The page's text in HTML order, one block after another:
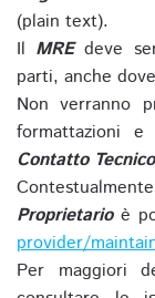
(plain text).
Il MREdeve
parti, anche
Non verranno
formattazioni
Contatto Tecnico
Proprietarioè
provider/
Per maggiori